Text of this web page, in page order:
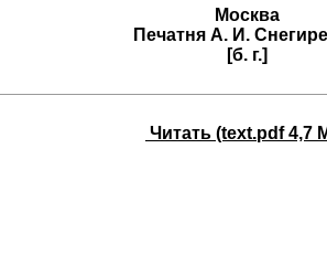
Москва
Печатня А. И.
[б. г.]
Читать (text.pdf 4,7